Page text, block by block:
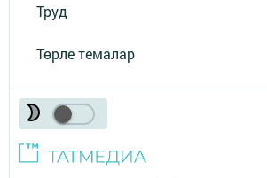
Труд
Төрле темалар